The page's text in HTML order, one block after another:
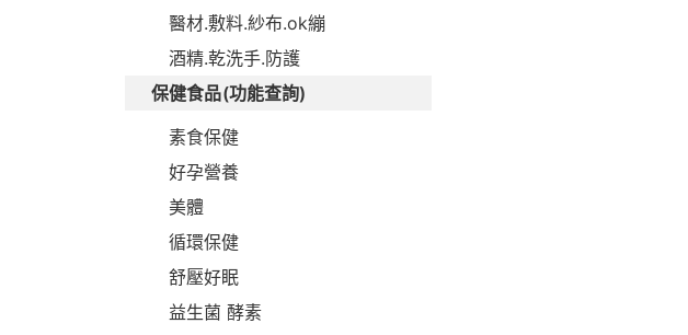
醫材.敷料.紗布.ok繃
酒精.乾洗手.防護
保健食品(功能查詢)
素食保健
好孕營養
美體
循環保健
舒壓好眠
益生菌 酵素